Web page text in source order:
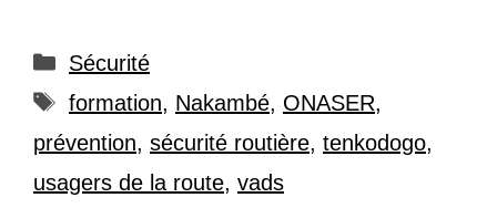
Catégories
Sécurité
Étiquettes
formation, Nakambé, ONASER,
prévention, sécurité routière, tenkodogo,
usagers de la route, vads